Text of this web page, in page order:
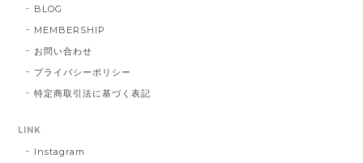
BLOG
MEMBERSHIP
お問い合わせ
プライバシーポリシー
特定商取引法に基づく表記
LINK
Instagram